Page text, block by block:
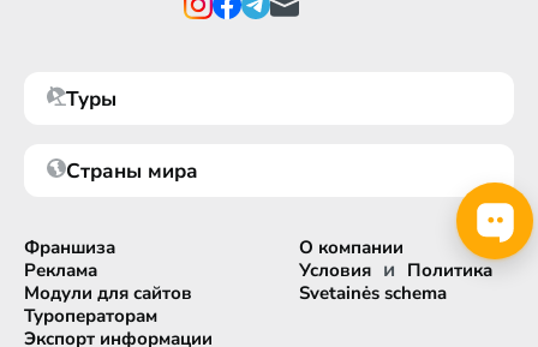
Туры
Страны мира
Франшиза
Реклама
Модули для сайтов
Туроператорам
Экспорт информации
О компании
Условия и Политика
Svetainės schema